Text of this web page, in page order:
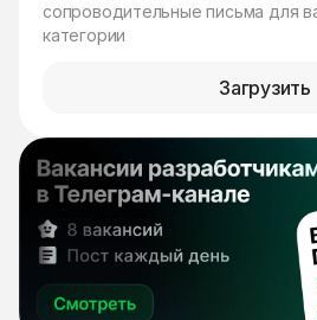
сопроводительные письма для
категории
Загрузить